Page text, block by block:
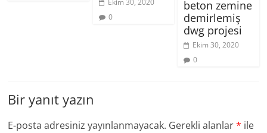
0
beton zemine
demirlemiş
dwg projesi
Ekim 30, 2020
0
Bir yanıt yazın
E-posta adresiniz yayınlanmayacak. Gerekli alanlar* ile